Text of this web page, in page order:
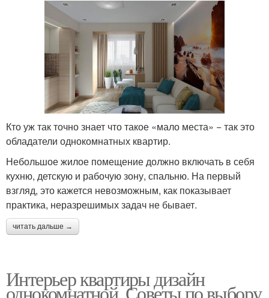
Кто уж так точно знает что такое «мало места» − так это
обладатели однокомнатных квартир.
Небольшое жилое помещение должно включать в себя
кухню, детскую и рабочую зону, спальню. На первый
взгляд, это кажется невозможным, как показывает
практика, неразрешимых задач не бывает.
читать дальше →
Интерьер квартиры дизайн